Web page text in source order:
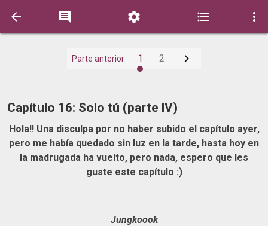
    
Parte anterior 1 2 
Capítulo 16: Solo tú (parte lV)
Hola!! Una disculpa por no haber subido el capítulo ayer,
pero me había quedado sin luz en la tarde, hasta hoy en
la madrugada ha vuelto, pero nada, espero que les
guste este capítulo :)
Jungkoook